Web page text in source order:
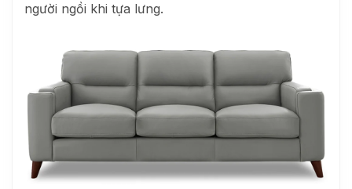
người ngồi khi tựa lưng.